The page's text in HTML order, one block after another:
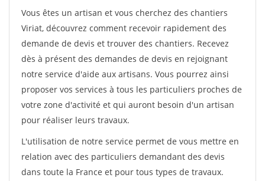
Vous êtes un artisan et vous cherchez des chantiers
Viriat, découvrez comment recevoir rapidement des
demande de devis et trouver des chantiers. Recevez
dès à présent des demandes de devis en rejoignant
notre service d'aide aux artisans. Vous pourrez ainsi
proposer vos services à tous les particuliers proches de
votre zone d'activité et qui auront besoin d'un artisan
pour réaliser leurs travaux.
L'utilisation de notre service permet de vous mettre en
relation avec des particuliers demandant des devis
dans toute la France et pour tous types de travaux.